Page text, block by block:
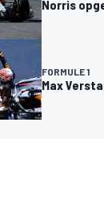
Norris
FORMULE 1
Max